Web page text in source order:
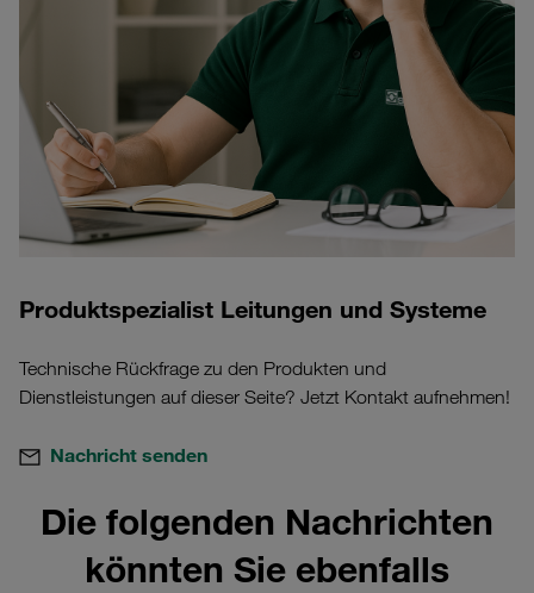
Produktspezialist Leitungen und Systeme
Technische Rückfrage zu den Produkten und
Dienstleistungen auf dieser Seite? Jetzt Kontakt aufnehmen!
Nachricht senden
Die folgenden Nachrichten
könnten Sie ebenfalls